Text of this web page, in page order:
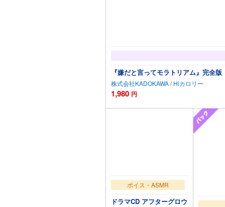
『嫌だと言ってモラトリアム』完全
株式会社KADOKAWA/ Hiカロリー
1,980 円
ボイス・ASMR
ドラマCD アフターグロウ